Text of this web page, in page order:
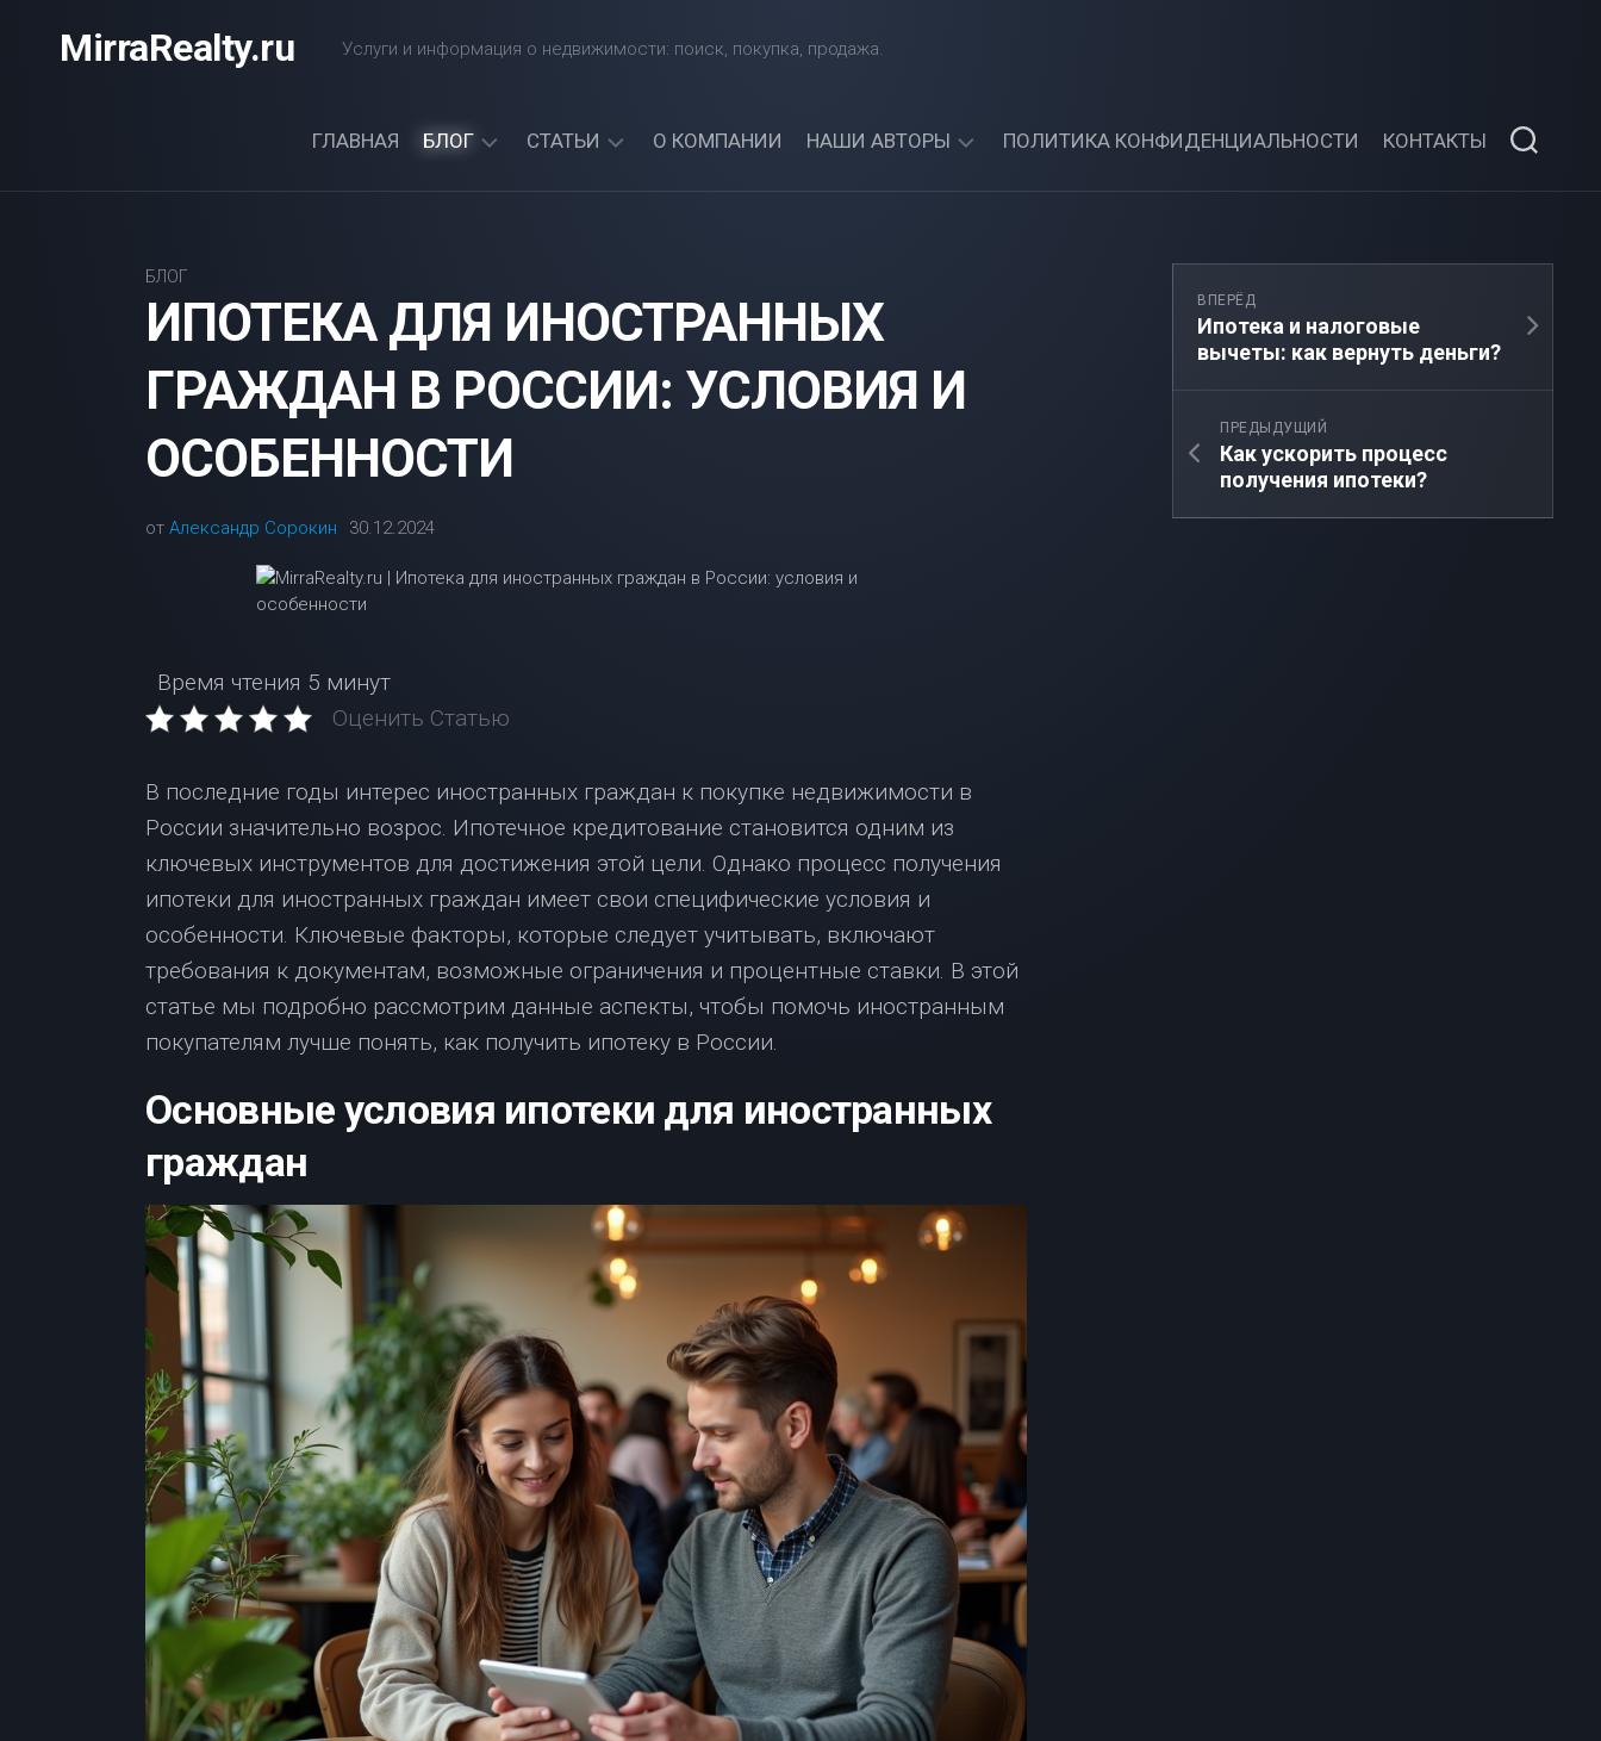
содержаниюMirraRealty.ru Услуги и информация о недвижимости: поиск, покупка, продажа.
ГЛАВНАЯ БЛОГ СТАТЬИ
ИНОСТРАННЫМ
ГРАЖДАНАМ?
ЛУЧШИЙ
БАНК
ИПОТЕКУ
РЕШЕНИЕ!
ИПОТЕКА
В
ЧТО
НУЖНО
О КОМПАНИИ НАШИ АВТОРЫ
СОРОКИН
СИНИЦКАЯ
ПОЛИТИКА КОНФИДЕНЦИАЛЬНОСТИ КОНТАКТЫ
БЛОГ
ИПОТЕКА ДЛЯ ИНОСТРАННЫХ
ГРАЖДАН В РОССИИ: УСЛОВИЯ И
ОСОБЕННОСТИ
от Александр Сорокин 30.12.2024
Время чтения 5 минут
Оценить Статью
В последние годы интерес иностранных граждан к покупке недвижимости в
России значительно возрос. Ипотечное кредитование становится одним из
ключевых инструментов для достижения этой цели. Однако процесс получения
ипотеки для иностранных граждан имеет свои специфические условия и
особенности. Ключевые факторы, которые следует учитывать, включают
требования к документам, возможные ограничения и процентные ставки. В этой
статье мы подробно рассмотрим данные аспекты, чтобы помочь иностранным
покупателям лучше понять, как получить ипотеку в России.
Основные условия ипотеки для иностранных
граждан
ВПЕРЁД
Ипотека и налоговые
вычеты: как вернуть деньги?
ПРЕДЫДУЩИЙ
Как ускорить процесс
получения ипотеки?